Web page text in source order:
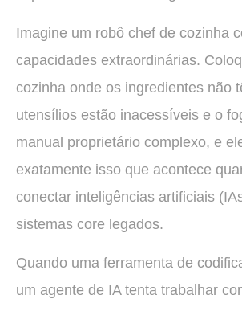
Imagine um robô chef de cozinha
capacidades extraordinárias.
cozinha onde os ingredientes não
utensílios estão inacessíveis e o
manual proprietário complexo, e
exatamente isso que acontece
conectar inteligências artificiais
sistemas core legados.
Quando uma ferramenta de
um agente de IA tenta trabalhar